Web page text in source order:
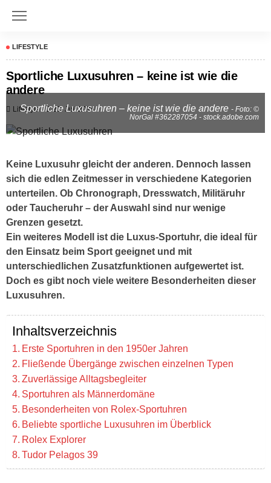
LIFESTYLE
Sportliche Luxusuhren – keine ist wie die
andere
Lifestyle 29. Juli 2024
Sportliche Luxusuhren – keine ist wie die andere - Foto: ©
NorGal #362287054 - stock.adobe.com
Keine Luxusuhr gleicht der anderen. Dennoch lassen
sich die edlen Zeitmesser in verschiedene Kategorien
unterteilen. Ob Chronograph, Dresswatch, Militäruhr
oder Taucheruhr – der Auswahl sind nur wenige
Grenzen gesetzt.
Ein weiteres Modell ist die Luxus-Sportuhr, die ideal für
den Einsatz beim Sport geeignet und mit
unterschiedlichen Zusatzfunktionen aufgewertet ist.
Doch es gibt noch viele weitere Besonderheiten dieser
Luxusuhren.
Inhaltsverzeichnis
Erste Sportuhren in den 1950er Jahren
Fließende Übergänge zwischen einzelnen Typen
Zuverlässige Alltagsbegleiter
Sportuhren als Männerdomäne
Besonderheiten von Rolex-Sportuhren
Beliebte sportliche Luxusuhren im Überblick
Rolex Explorer
Tudor Pelagos 39